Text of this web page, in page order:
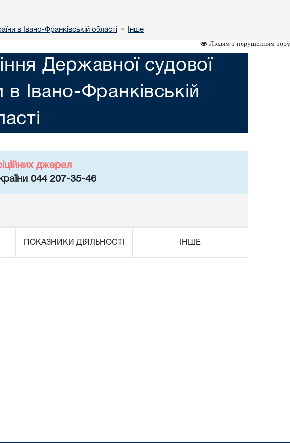
в Iвано-Франкiвській областi • Інше
Людям з порушенням зору
Державної судової
в Iвано-Франкiвській
джерел
044 207-35-46
ПОКАЗНИКИ ДІЯЛЬНОСТІ ІНШЕ